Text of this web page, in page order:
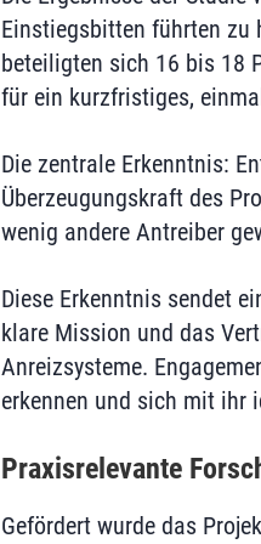
Einstiegsbitten führten zu
beteiligten sich 16 bis 18
für ein kurzfristiges,
Die zentrale Erkenntnis:
Überzeugungskraft des
wenig andere Antreiber
Diese Erkenntnis sendet
klare Mission und das
Anreizsysteme.
erkennen und sich mit ihr
Praxisrelevante
Gefördert wurde das